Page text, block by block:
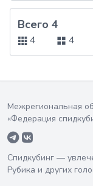
Всего 4
4 4
Межрегиональная
«Федерация
Спидкубинг —
Рубика и других